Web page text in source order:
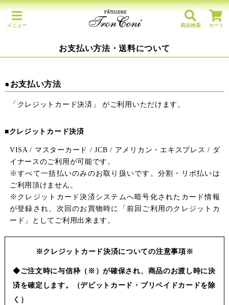
メニュー 商品検索 カート
お支払い方法・送料について
●お支払い方法
「クレジットカード決済」 がご利用いただけます。
■クレジットカード決済
VISA / マスターカード / JCB / アメリカン・エキスプレス / ダ
イナースのご利用が可能です。
※すべて一括払いのみのお取り扱いです。分割・リボ払いは
ご利用頂けません。
※クレジットカード決済システムへ暗号化されたカード情報
が登録され、次回のお買物時に「前回ご利用のクレジットカ
ード」としてご利用出来ます。
※クレジットカード決済についての注意事項※
◆ご注文時に与信枠（※）が確保され、商品のお渡し時に決
済を確定します。（デビットカード・プリペイドカードを除
く）